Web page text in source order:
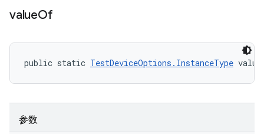
valueOf
public static TestDeviceOptions.InstanceType
参数